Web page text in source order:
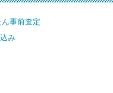
事前査定
み